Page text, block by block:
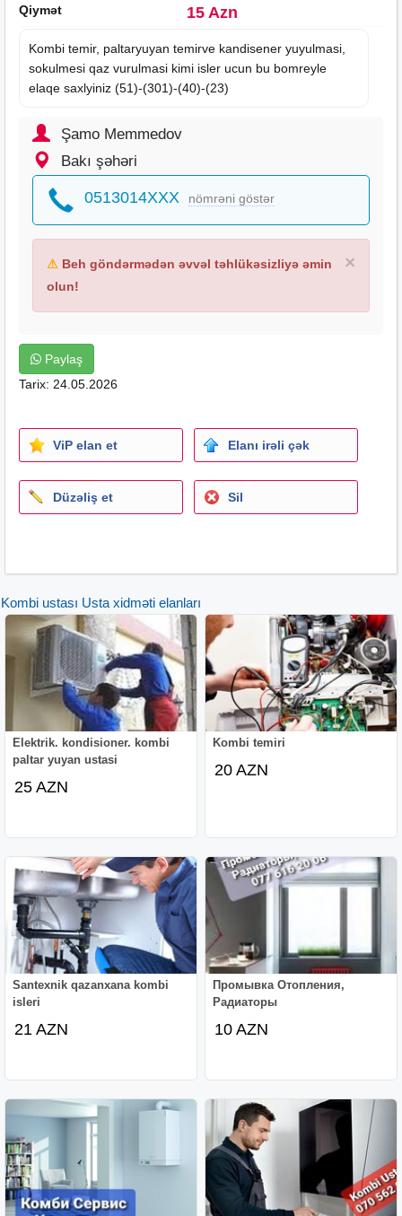
Qiymət
15 Azn
Kombi temir, paltaryuyan temirve kandisener yuyulmasi,
sokulmesi qaz vurulmasi kimi isler ucun bu bomreyle
elaqe saxlyiniz (51)-(301)-(40)-(23)
Şamo Memmedov
Bakı şəhəri
0513014XXX nömrəni göstər
×
⚠ Beh göndərmədən əvvəl təhlükəsizliyə əmin
olun!
Paylaş
Tarix: 24.05.2026
ViP elan et Elanı irəli çək
Düzəliş et Sil
Kombi ustası Usta xidməti elanları
Elektrik. kondisioner. kombi
paltar yuyan ustasi
25 AZN
Kombi temiri
20 AZN
Santexnik qazanxana kombi
isleri
21 AZN
Промывка Отопления,
Радиаторы
10 AZN